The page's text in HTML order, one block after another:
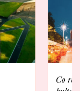
Co